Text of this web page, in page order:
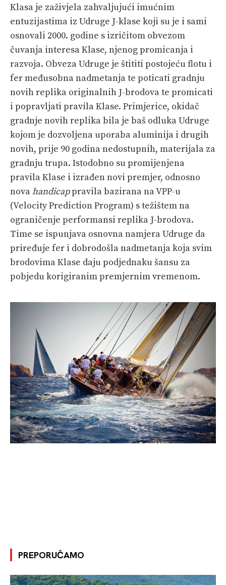
Klasa je zaživjela zahvaljujući imućnim
entuzijastima iz Udruge J-klase koji su je i sami
osnovali 2000. godine s izričitom obvezom
čuvanja interesa Klase, njenog promicanja i
razvoja. Obveza Udruge je štititi postojeću flotu i
fer međusobna nadmetanja te poticati gradnju
novih replika originalnih J-brodova te promicati
i popravljati pravila Klase. Primjerice, okidač
gradnje novih replika bila je baš odluka Udruge
kojom je dozvoljena uporaba aluminija i drugih
novih, prije 90 godina nedostupnih, materijala za
gradnju trupa. Istodobno su promijenjena
pravila Klase i izrađen novi premjer, odnosno
novahandicappravila bazirana na VPP-u
(Velocity Prediction Program) s težištem na
ograničenje performansi replika J-brodova.
Time se ispunjava osnovna namjera Udruge da
priređuje fer i dobrodošla nadmetanja koja svim
brodovima Klase daju podjednaku šansu za
pobjedu korigiranim premjernim vremenom.
PREPORUČAMO